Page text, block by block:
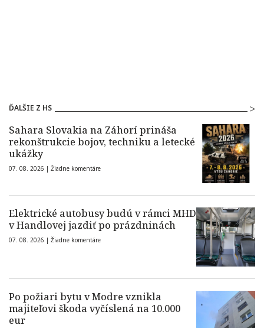
ĎALŠIE Z HS
Sahara Slovakia na Záhorí prináša
rekonštrukcie bojov, techniku a letecké
ukážky
07. 08. 2026 | Žiadne komentáre
Elektrické autobusy budú v rámci MHD
v Handlovej jazdiť po prázdninách
07. 08. 2026 | Žiadne komentáre
Po požiari bytu v Modre vznikla
majiteľovi škoda vyčíslená na 10.000
eur